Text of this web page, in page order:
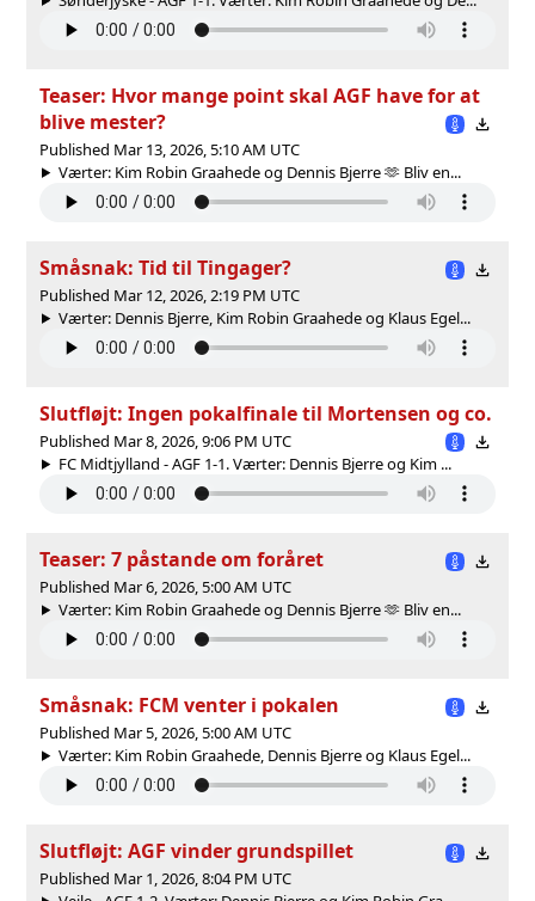
Teaser: Hvor mange point skal AGF have for at
blive mester?
Published Mar 13, 2026, 5:10 AM UTC
Værter: Kim Robin Graahede og Dennis Bjerre 🫶 Bliv en...
Småsnak: Tid til Tingager?
Published Mar 12, 2026, 2:19 PM UTC
Værter: Dennis Bjerre, Kim Robin Graahede og Klaus Egel...
Slutfløjt: Ingen pokalfinale til Mortensen og co.
Published Mar 8, 2026, 9:06 PM UTC
FC Midtjylland - AGF 1-1. Værter: Dennis Bjerre og Kim ...
Teaser: 7 påstande om foråret
Published Mar 6, 2026, 5:00 AM UTC
Værter: Kim Robin Graahede og Dennis Bjerre 🫶 Bliv en...
Småsnak: FCM venter i pokalen
Published Mar 5, 2026, 5:00 AM UTC
Værter: Kim Robin Graahede, Dennis Bjerre og Klaus Egel...
Slutfløjt: AGF vinder grundspillet
Published Mar 1, 2026, 8:04 PM UTC